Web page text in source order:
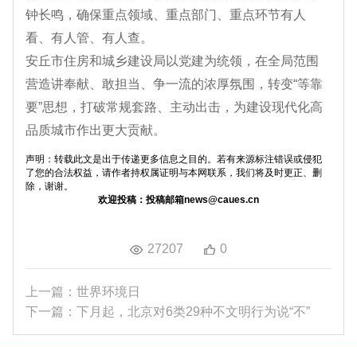
钟长鸣，确保重点领域、重点部门、重点环节有人
看、有人管、有人查。
安丘市住房和城乡建设局以党建为统领，在全局范围
营造讲奉献、敢担当、争一流的浓厚氛围，转变“等靠
要”思想，打破常规套路、主动出击，为建设现代化高
品质城市作出更大贡献。
声明：转载此文是出于传递更多信息之目的。若有来源标注错误或侵犯
了您的合法权益，请作者持权属证明与本网联系，我们将及时更正、删
除，谢谢。
欢迎投稿：投稿邮箱news@caues.cn
27207 0
上一篇：世界环境日
下一篇：下月起，北京对6类29种不文明行为说“不”